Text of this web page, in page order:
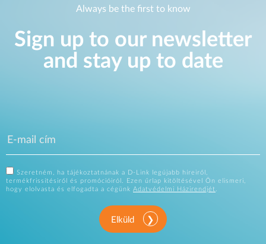
Always be the first to know
Sign up to our newsletter
and stay up to date
Szeretném, ha tájékoztatnának a D-Link legújabb híreiről,
termékfrissítésiről és promócióiról. Ezen űrlap kitöltésével Ön elismeri,
hogy elolvasta és elfogadta a cégünk Adatvédelmi Házirendjét.
Elküld